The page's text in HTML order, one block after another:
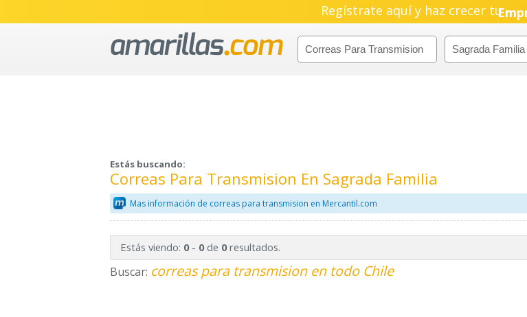
Regístrate aquí y haz crecer tuPyme!
Estás buscando:
Correas Para Transmision En Sagrada Familia
Mas información de correas para transmision en Mercantil.com
Estás viendo: 0- 0de 0resultados.
Buscar: correas para transmision en todo Chile